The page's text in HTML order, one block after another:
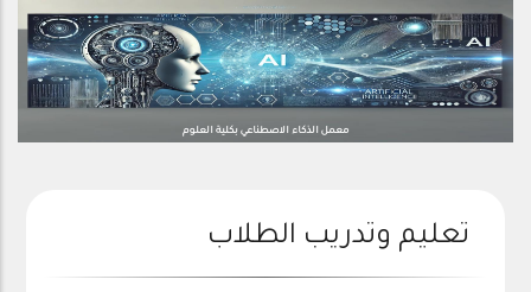
معمل الذكاء الاصطناعي بكلية العلوم
تعليم وتدريب الطلاب